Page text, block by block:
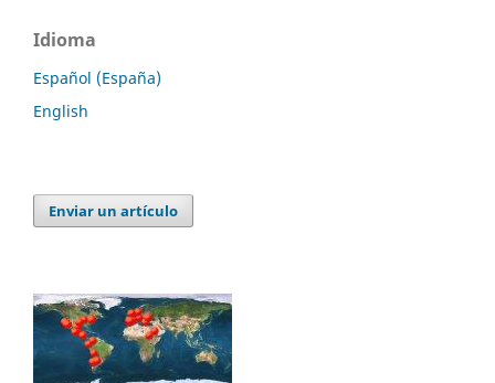
Idioma
Español (España)
English
Enviar un artículo